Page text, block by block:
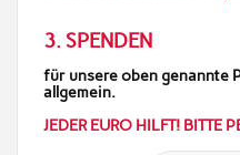
3. SPENDEN
für unsere oben genannte
allgemein.
JEDER EURO HILFT! BITTE